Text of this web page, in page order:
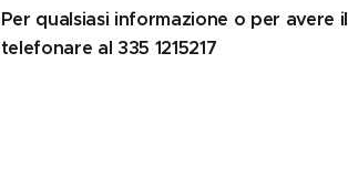
Per qualsiasi informazione o per
telefonare al 335 1215217